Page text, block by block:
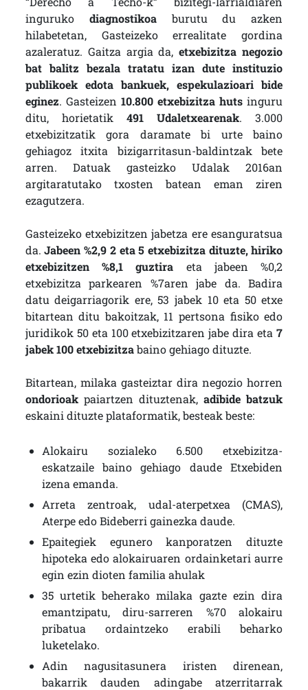
ingurukodiagnostikoaburutu du azken
hilabetetan, Gasteizeko errealitate gordina
azaleratuz. Gaitza argia da, etxebizitza negozio
bat balitz bezala tratatu izan dute instituzio
publikoek edota bankuek, espekulazioari bide
eginez. Gasteizen 10.800 etxebizitza huts inguru
ditu, horietatik 491 Udaletxearenak. 3.000
etxebizitzatik gora daramate bi urte baino
gehiagoz itxita bizigarritasun-baldintzak bete
arren. Datuak gasteizko Udalak 2016an
argitaratutako txosten batean eman ziren
ezagutzera.
Gasteizeko etxebizitzen jabetza ere esanguratsua
da.Jabeen %2,9 2 eta 5 etxebizitza dituzte, hiriko
etxebizitzen %8,1 guztira eta jabeen %0,2
etxebizitza parkearen %7aren jabe da. Badira
datu deigarriagorik ere, 53 jabek 10 eta 50 etxe
bitartean ditu bakoitzak, 11 pertsona fisiko edo
juridikok 50 eta 100 etxebizitzaren jabe dira eta7
jabek 100 etxebizitzabaino gehiago dituzte.
Bitartean, milaka gasteiztar dira negozio horren
ondorioakpaiartzen dituztenak,adibide batzuk
eskaini dituzte plataformatik, besteak beste:
Alokairu sozialeko 6.500 etxebizitza-
eskatzaile baino gehiago daude Etxebiden
izena emanda.
Arreta zentroak, udal-aterpetxea (CMAS),
Aterpe edo Bideberri gainezka daude.
Epaitegiek egunero kanporatzen dituzte
hipoteka edo alokairuaren ordainketari aurre
egin ezin dioten familia ahulak
35 urtetik beherako milaka gazte ezin dira
emantzipatu, diru-sarreren %70 alokairu
pribatua ordaintzeko erabili beharko
luketelako.
Adin nagusitasunera iristen direnean,
bakarrik dauden adingabe atzerritarrak